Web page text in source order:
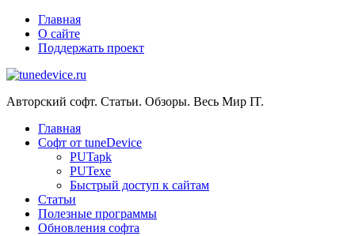
Главная
О сайте
Поддержать проект
Авторский софт. Статьи. Обзоры. Весь Мир IT.
Главная
Софт от tuneDevice
PUTapk
PUTexe
Быстрый доступ к сайтам
Cтатьи
Полезные программы
Обновления софта